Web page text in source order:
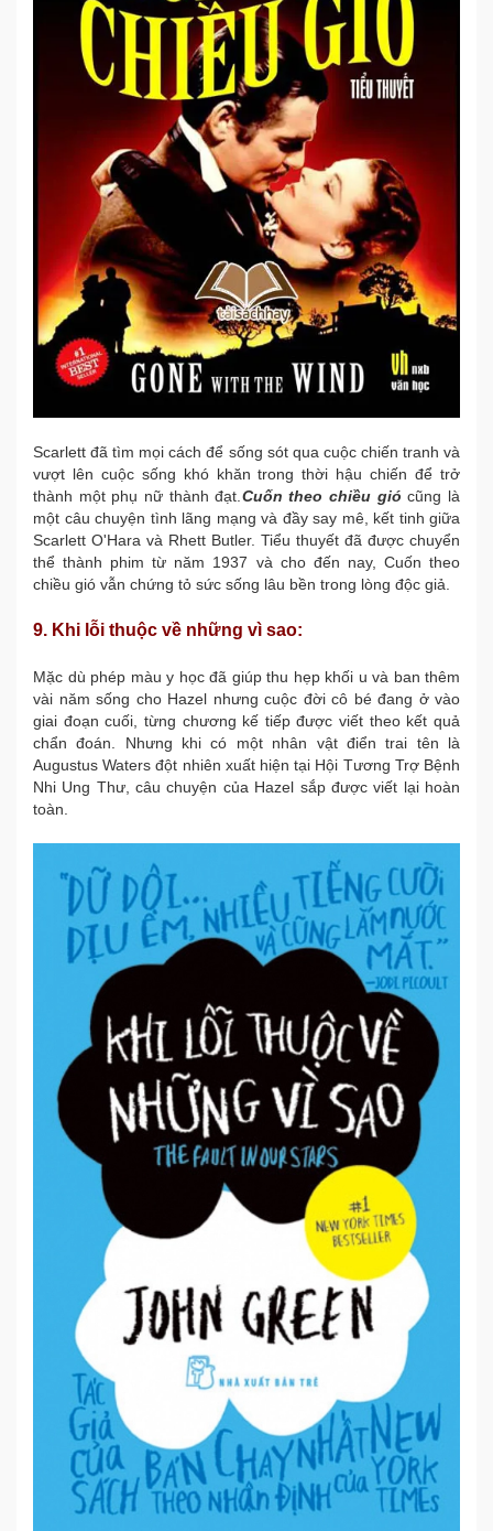
Scarlett đã tìm mọi cách để sống sót qua cuộc chiến tranh và
vượt lên cuộc sống khó khăn trong thời hậu chiến để trở
thành một phụ nữ thành đạt. Cuốn theo chiều gió cũng là
một câu chuyện tình lãng mạng và đầy say mê, kết tinh giữa
Scarlett O'Hara và Rhett Butler. Tiểu thuyết đã được chuyển
thể thành phim từ năm 1937 và cho đến nay, Cuốn theo
chiều gió vẫn chứng tỏ sức sống lâu bền trong lòng độc giả.
9. Khi lỗi thuộc về những vì sao:
Mặc dù phép màu y học đã giúp thu hẹp khối u và ban thêm
vài năm sống cho Hazel nhưng cuộc đời cô bé đang ở vào
giai đoạn cuối, từng chương kế tiếp được viết theo kết quả
chẩn đoán. Nhưng khi có một nhân vật điển trai tên là
Augustus Waters đột nhiên xuất hiện tại Hội Tương Trợ Bệnh
Nhi Ung Thư, câu chuyện của Hazel sắp được viết lại hoàn
toàn.